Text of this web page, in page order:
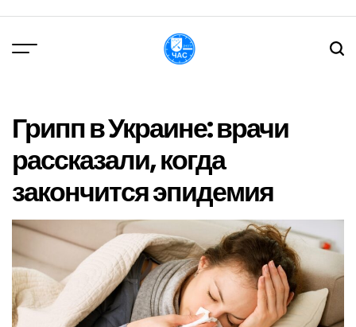
вмісту
Грипп в Украине: врачи
рассказали, когда
закончится эпидемия